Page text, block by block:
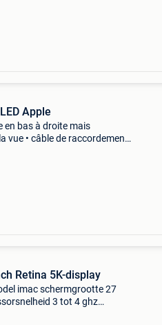
Apple
en bas à droite mais
vue • câble de raccordement
Retina 5K-display
imac schermgrootte 27
3 tot 4 ghz